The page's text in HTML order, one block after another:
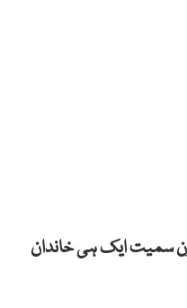
سمیت ایک ہی خاندان